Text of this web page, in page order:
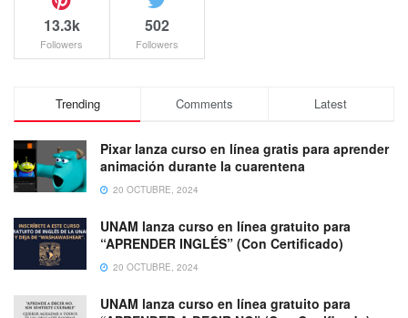
13.3k
Followers
502
Followers
Trending Comments Latest
Pixar lanza curso en línea gratis para aprender
animación durante la cuarentena
20 OCTUBRE, 2024
UNAM lanza curso en línea gratuito para
“APRENDER INGLÉS” (Con Certificado)
20 OCTUBRE, 2024
UNAM lanza curso en línea gratuito para